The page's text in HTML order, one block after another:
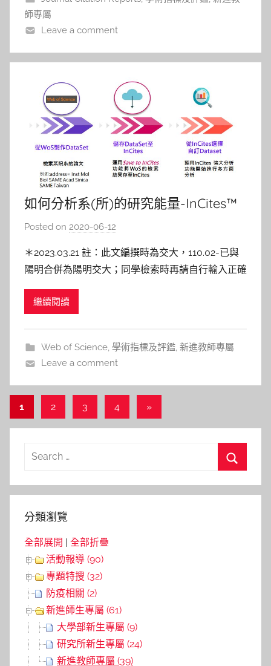
n
師專屬
Leave a comment
如何分析系(所)的研究能量-InCites™
平台
Posted on 2020-06-12
c
a
n
＊2023.03.21 註：此文編撰時為交大，110.02-已與
陽明合併為陽明交大；同學檢索時再請自行輸入正確
知道某個老師在學術領域的影響力，我們常常會利用
繼續閱讀
Web of Science, 學術指標及評鑑, 新進教師專屬
Leave a comment
文
章
1 2 3 4
Next
»
Search
分類瀏覽
全部展開
全部折疊
活動報導 (90)
專題特搜 (32)
防疫相關 (2)
新進師生專屬 (61)
大學部新生專屬 (9)
研究所新生專屬 (24)
新進教師專屬 (39)